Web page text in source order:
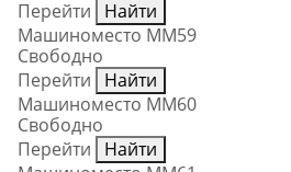
Перейти
Найти
Машиноместо ММ59
Свободно
Перейти
Найти
Машиноместо ММ60
Свободно
Перейти
Найти